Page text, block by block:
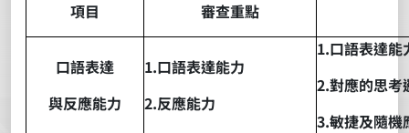
項目
審查重點
口語表達
與反應能力
1.口語表達能力
2.反應能力
1.口語表達能
2.對應的思考
3.敏捷及隨機